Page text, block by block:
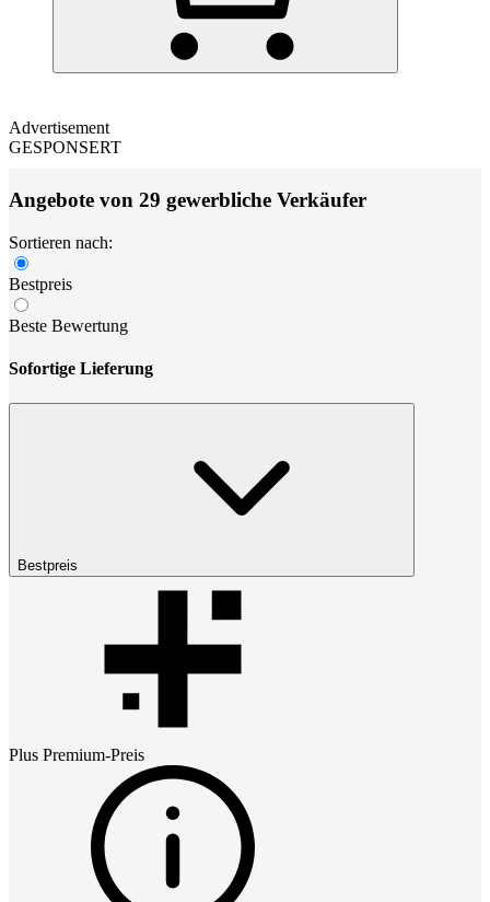
Advertisement
GESPONSERT
Angebote von 29 gewerbliche Verkäufer
Sortieren nach:
Bestpreis
Beste Bewertung
Sofortige Lieferung
Bestpreis
Plus Premium-Preis